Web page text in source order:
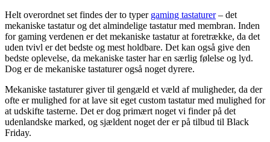
Helt overordnet set findes der to typer gaming tastaturer– det
mekaniske tastatur og det almindelige tastatur med membran. Inden
for gaming verdenen er det mekaniske tastatur at foretrække, da det
uden tvivl er det bedste og mest holdbare. Det kan også give den
bedste oplevelse, da mekaniske taster har en særlig følelse og lyd.
Dog er de mekaniske tastaturer også noget dyrere.
Mekaniske tastaturer giver til gengæld et væld af muligheder, da der
ofte er mulighed for at lave sit eget custom tastatur med mulighed for
at udskifte tasterne. Det er dog primært noget vi finder på det
udenlandske marked, og sjældent noget der er på tilbud til Black
Friday.